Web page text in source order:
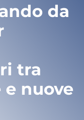
da
tra
e nuove